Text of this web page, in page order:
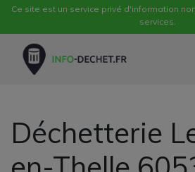
Ce site est un service privé d'information
services.
Déchetterie